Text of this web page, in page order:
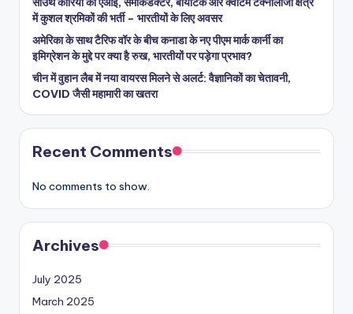
में कुशल श्रमिकों की भर्ती – भारतीयों के लिए अवसर
अमेरिका के साथ टैरिफ वॉर के बीच कनाडा के नए पीएम मार्क कार्नी का
इमिग्रेशन के मुद्दे पर क्या है रुख, भारतीयों पर पड़ेगा प्रभाव?
चीन में वुहान लैब में नया वायरस मिलने से अलर्ट: वैज्ञानिकों का चेतावनी,
COVID जैसी महामारी का खतरा
Recent Comments
No comments to show.
Archives
July 2025
March 2025